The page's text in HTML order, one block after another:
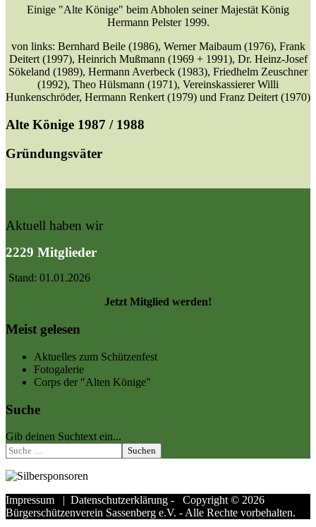
Einige "Alte Könige" beim Abholen seiner Majestät König
Hermann Pelster 1999.
von links: Bernhard Beile (1986), Werner Maibaum (1976), Frank
Deitert (1997), Heinrich Mußmann (1969 + 1991), Dr. Heinz-Josef
Sökeland (1989), Hermann Averbeck (1983), Friedhelm Zeuschner
(1992), Theo Hülsmann (1971), Vereinskassierer Willi
Hunkenschröder, Hermann Renkert (1979) und Franz Deitert (1970)
Alte Könige 1987 / 1988
Gründungsväter
Aktuell haben wir
2229 Mitglieder
Stand: 01.01.2026
Jetzt Mitglied werden!
Meist gelesen
Aktuelles zum Schützenfest
Fotogalerie
Corps der "Alten Könige"
Suche
Gib deinen Suchtext ein...
Suchen
Impressum | Datenschutzerklärung - Copyright © 2026
Bürgerschützenverein Sassenberg e.V. - Alle Rechte vorbehalten.